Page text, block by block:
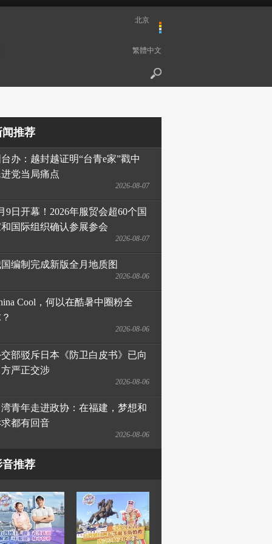
北京
繁體中文
闻推荐
办：越封越证明“台青e家”戳中
党当局痛点
2026-08-07
9日开幕！2026年服贸会超60个国
国际组织确认参展参会
2026-08-07
编制完成新版全月地质图
2026-08-06
Cool，何以在酷暑中圈粉全
2026-08-06
部驳斥日本《防卫白皮书》已向
严正交涉
2026-08-06
青年走进政协：在福建，梦想和
都有回音
2026-08-06
音推荐